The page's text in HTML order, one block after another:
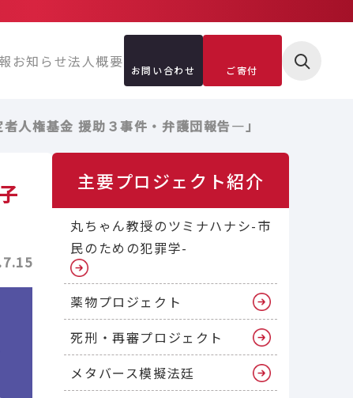
お知らせ法人概要 お問い合わせ ご寄付
人権基金 援助３事件・弁護団報告—」
主要プロジェクト紹介
丸ちゃん教授のツミナハナシ-市
民のための犯罪学-
薬物プロジェクト
死刑・再審プロジェクト
メタバース模擬法廷